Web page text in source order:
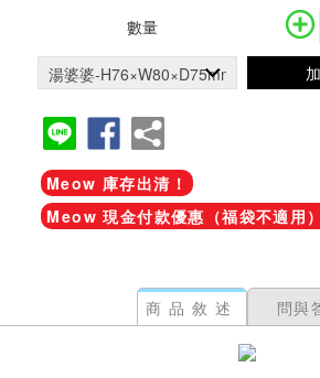
數量
Meow 庫存出清！
Meow 現金付款優惠（福袋不適用）
商品敘述 問與